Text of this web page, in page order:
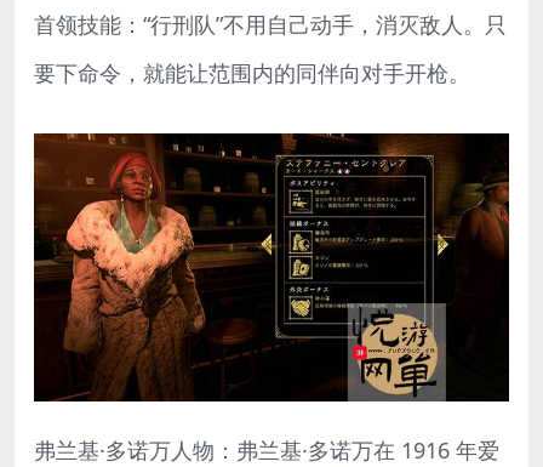
首领技能：“行刑队”不用自己动手，消灭敌人。只
要下命令，就能让范围内的同伴向对手开枪。
弗兰基·多诺万人物：弗兰基·多诺万在 1916 年爱